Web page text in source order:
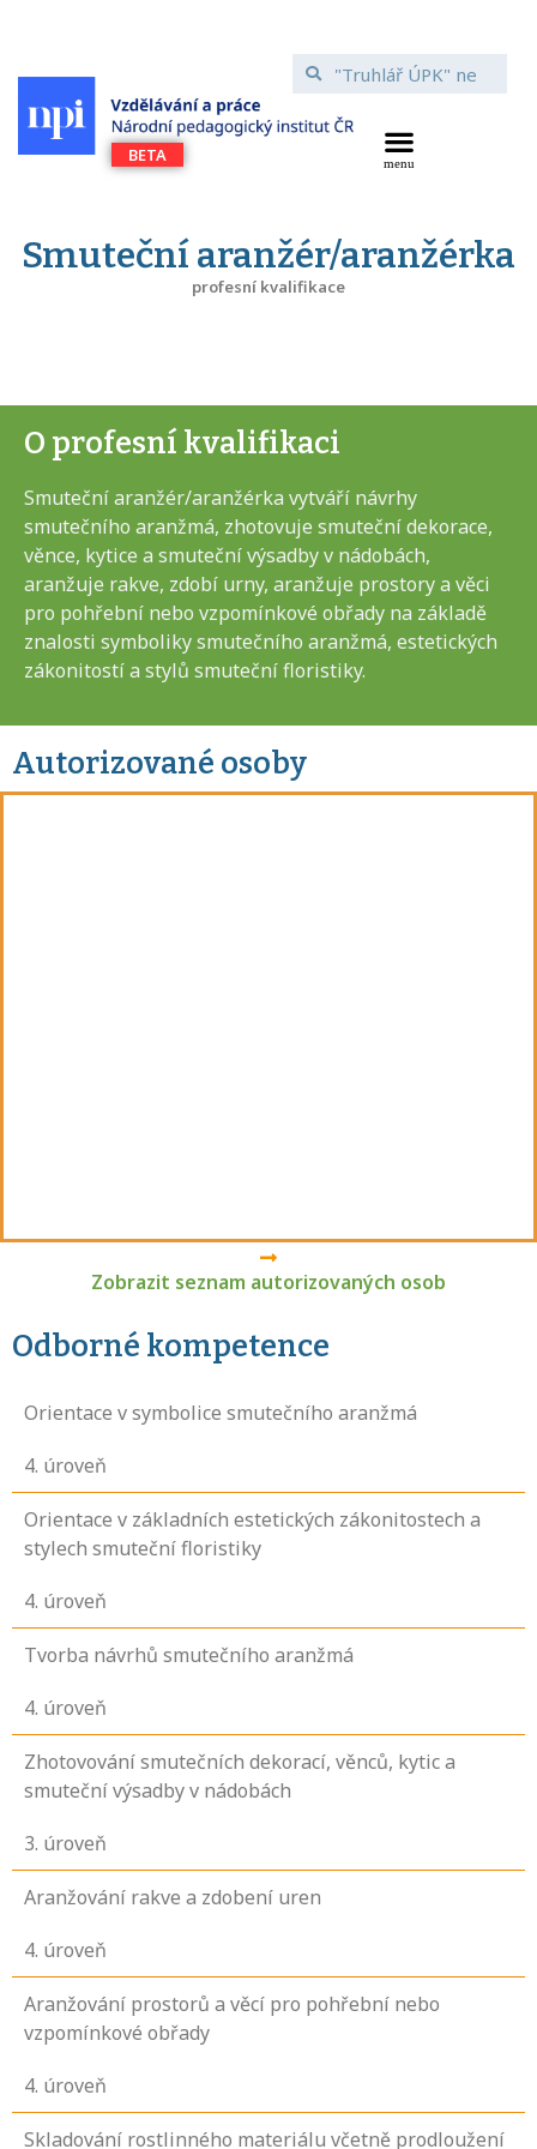
Smuteční aranžér/aranžérka
profesní kvalifikace
O profesní kvalifikaci
Smuteční aranžér/aranžérka vytváří návrhy
smutečního aranžmá, zhotovuje smuteční dekorace,
věnce, kytice a smuteční výsadby v nádobách,
aranžuje rakve, zdobí urny, aranžuje prostory a věci
pro pohřební nebo vzpomínkové obřady na základě
znalosti symboliky smutečního aranžmá, estetických
zákonitostí a stylů smuteční floristiky.
Autorizované osoby
Zobrazit seznam autorizovaných osob
Odborné kompetence
Orientace v symbolice smutečního aranžmá
4. úroveň
Orientace v základních estetických zákonitostech a
stylech smuteční floristiky
4. úroveň
Tvorba návrhů smutečního aranžmá
4. úroveň
Zhotovování smutečních dekorací, věnců, kytic a
smuteční výsadby v nádobách
3. úroveň
Aranžování rakve a zdobení uren
4. úroveň
Aranžování prostorů a věcí pro pohřební nebo
vzpomínkové obřady
4. úroveň
Skladování rostlinného materiálu včetně prodloužení